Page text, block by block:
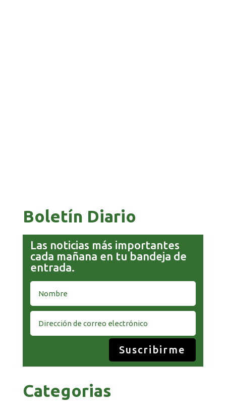
Boletín Diario
Las noticias más importantes
cada mañana en tu bandeja de
entrada.
Suscribirme
Categorias